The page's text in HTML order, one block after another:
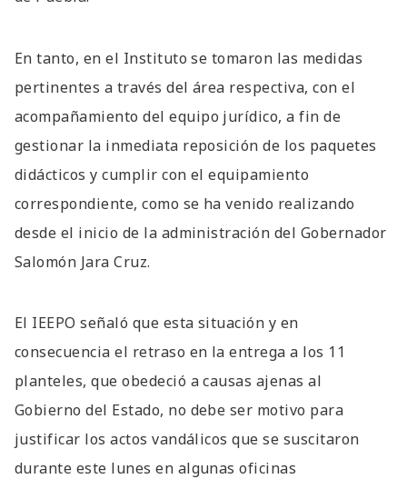
En tanto, en el Instituto se tomaron las medidas
pertinentes a través del área respectiva, con el
acompañamiento del equipo jurídico, a fin de
gestionar la inmediata reposición de los paquetes
didácticos y cumplir con el equipamiento
correspondiente, como se ha venido realizando
desde el inicio de la administración del Gobernador
Salomón Jara Cruz.
El IEEPO señaló que esta situación y en
consecuencia el retraso en la entrega a los 11
planteles, que obedeció a causas ajenas al
Gobierno del Estado, no debe ser motivo para
justificar los actos vandálicos que se suscitaron
durante este lunes en algunas oficinas